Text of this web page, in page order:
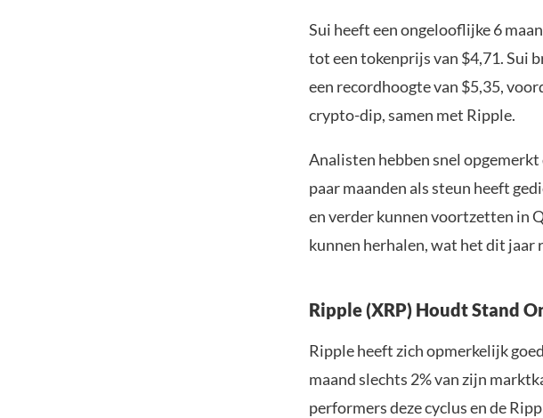
Sui heeft een ongelooflijke 6
tot een tokenprijs van $4,71. Sui
een recordhoogte van $5,35,
crypto-dip, samen met Ripple.
Analisten hebben snel
paar maanden als steun heeft
en verder kunnen voortzetten in
kunnen herhalen, wat het dit jaar
Ripple (XRP) Houdt Stand
Ripple heeft zich opmerkelijk
maand slechts 2% van zijn
performers deze cyclus en de